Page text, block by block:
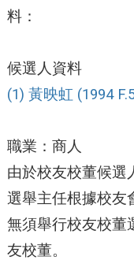
料：
候選人資料
(1) 黃映虹 (1994
職業：商人
由於校友校董候選
選舉主任根據校友
無須舉行校友校董
友校董。